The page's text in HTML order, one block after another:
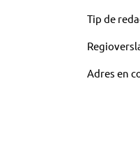
Tip de
Adres en